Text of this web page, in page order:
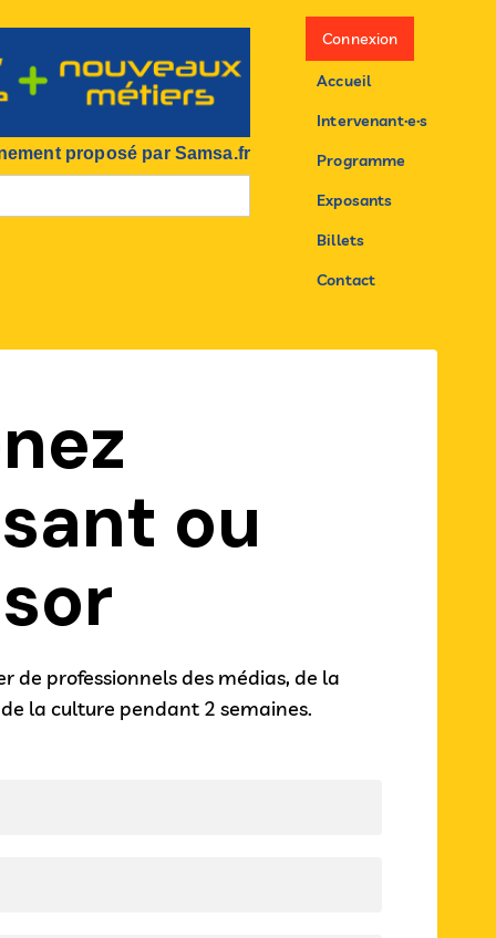
proposé par Samsa.fr
Connexion
Accueil
Intervenant·e·s
Programme
Exposants
Billets
Contact
ou
de professionnels des médias, de la
la culture pendant 2 semaines.